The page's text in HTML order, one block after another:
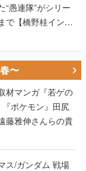
“愚連隊”がシリー
で【橋野桂インタ
〜
材マンガ『若ゲの
ポケモン』田尻
藤雅伸さんらの貴
/ガンダム 戦場